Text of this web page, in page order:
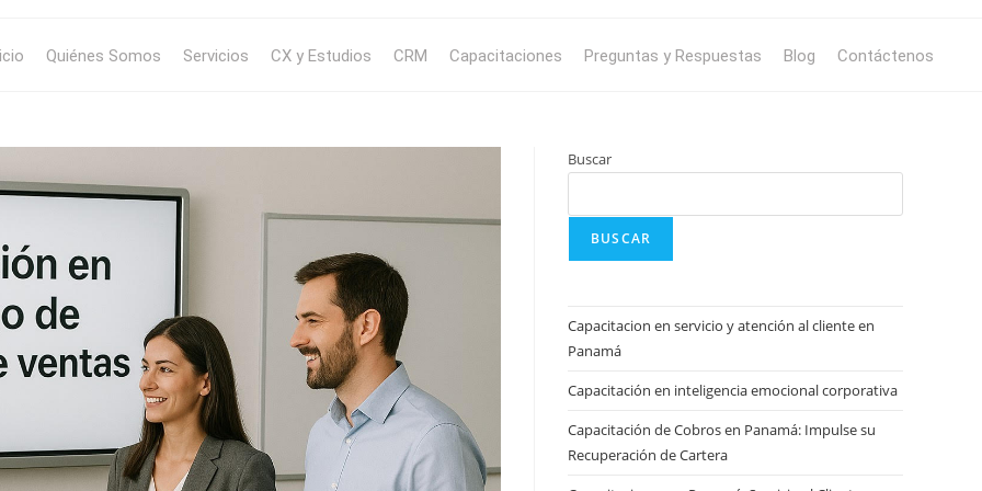
Quiénes Somos Servicios CX y Estudios CRM Capacitaciones Preguntas y Respuestas Blog Contáctenos
Buscar
BUSCAR
Capacitacion en servicio y atención al cliente en
Panamá
Capacitación en inteligencia emocional corporativa
Capacitación de Cobros en Panamá: Impulse su
Recuperación de Cartera